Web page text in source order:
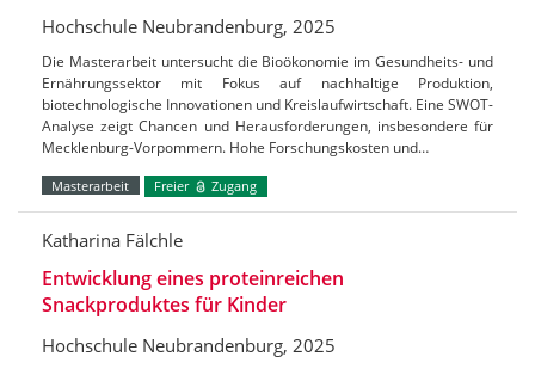
Hochschule Neubrandenburg, 2025
Die Masterarbeit untersucht die Bioökonomie im Gesundheits- und
Ernährungssektor mit Fokus auf nachhaltige Produktion,
biotechnologische Innovationen und Kreislaufwirtschaft. Eine SWOT-
Analyse zeigt Chancen und Herausforderungen, insbesondere für
Mecklenburg-Vorpommern. Hohe Forschungskosten und…
Masterarbeit Freier Zugang
Katharina Fälchle
Entwicklung eines proteinreichen
Snackproduktes für Kinder
Hochschule Neubrandenburg, 2025